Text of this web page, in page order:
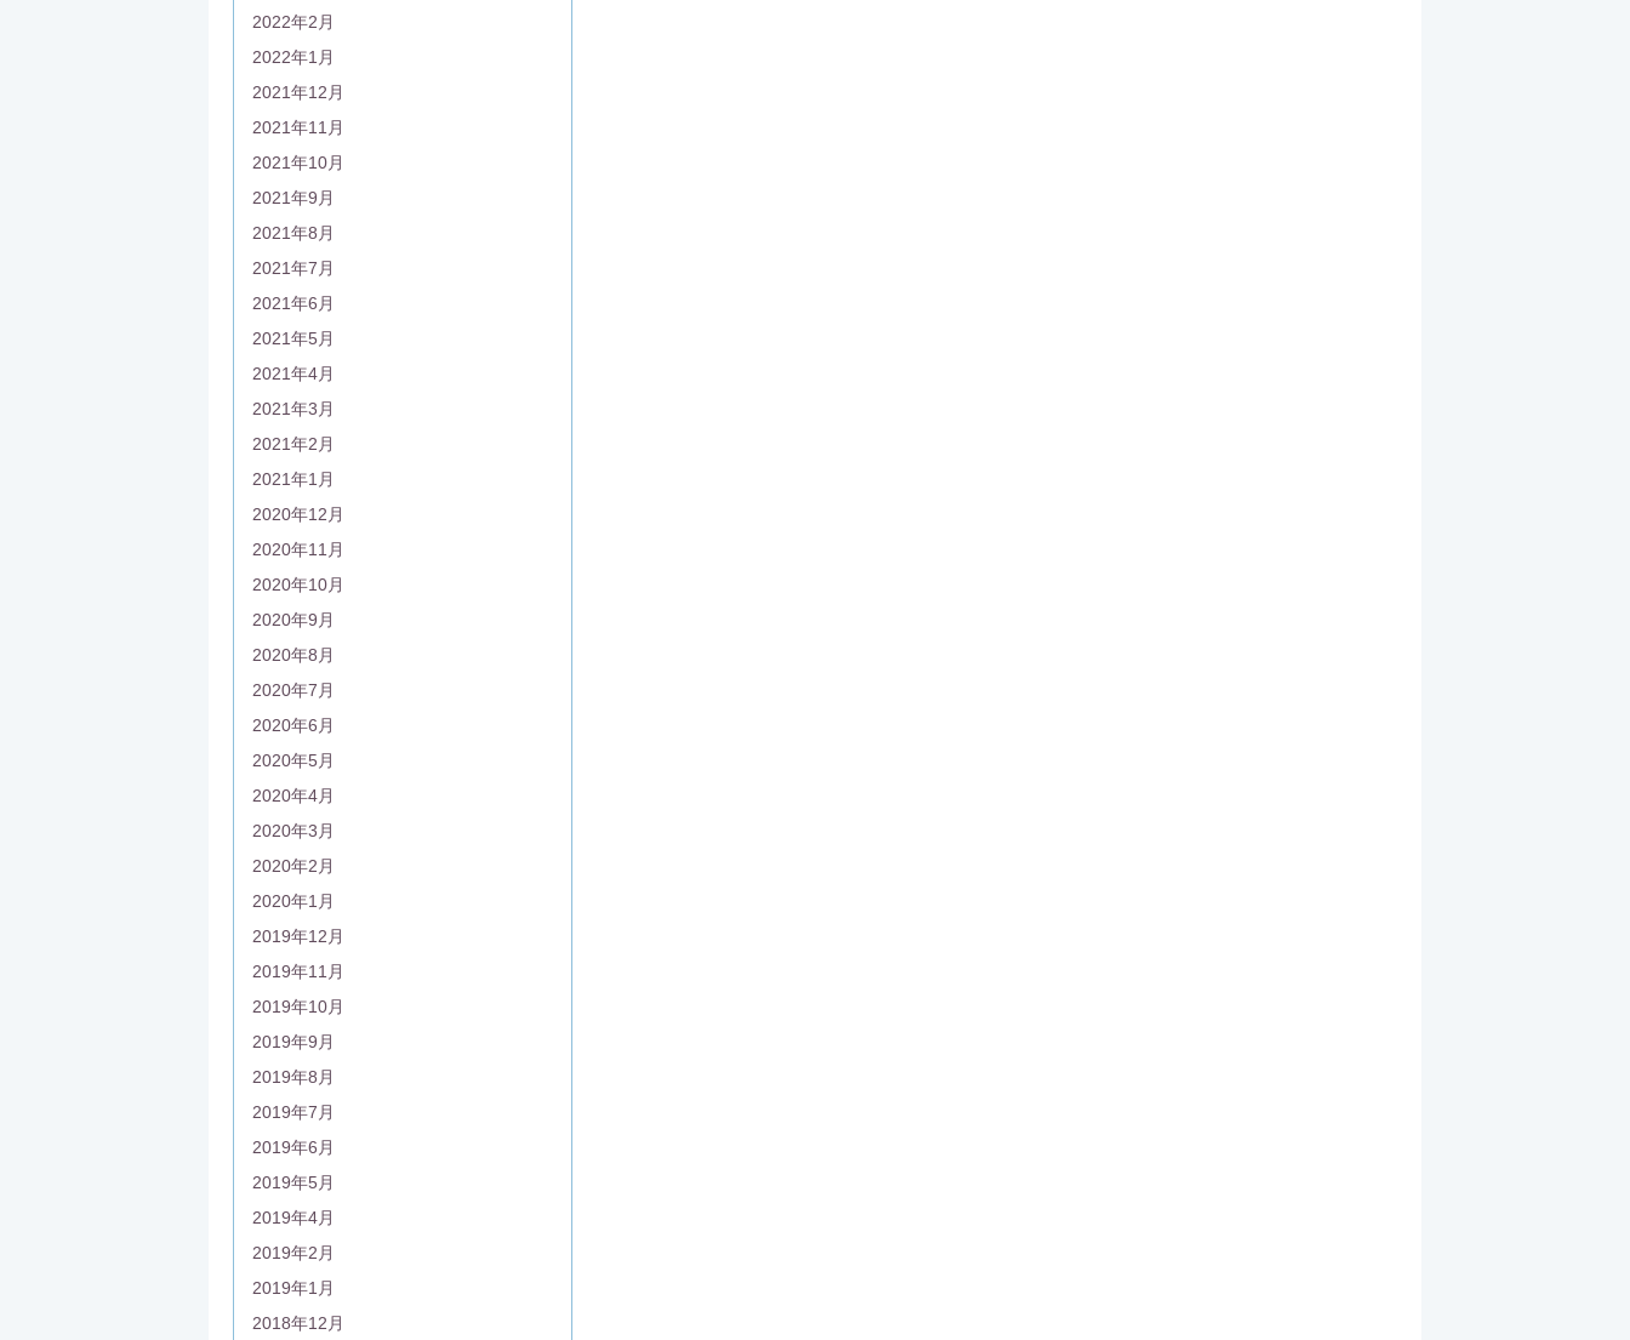
2022年2月
2022年1月
2021年12月
2021年11月
2021年10月
2021年9月
2021年8月
2021年7月
2021年6月
2021年5月
2021年4月
2021年3月
2021年2月
2021年1月
2020年12月
2020年11月
2020年10月
2020年9月
2020年8月
2020年7月
2020年6月
2020年5月
2020年4月
2020年3月
2020年2月
2020年1月
2019年12月
2019年11月
2019年10月
2019年9月
2019年8月
2019年7月
2019年6月
2019年5月
2019年4月
2019年2月
2019年1月
2018年12月